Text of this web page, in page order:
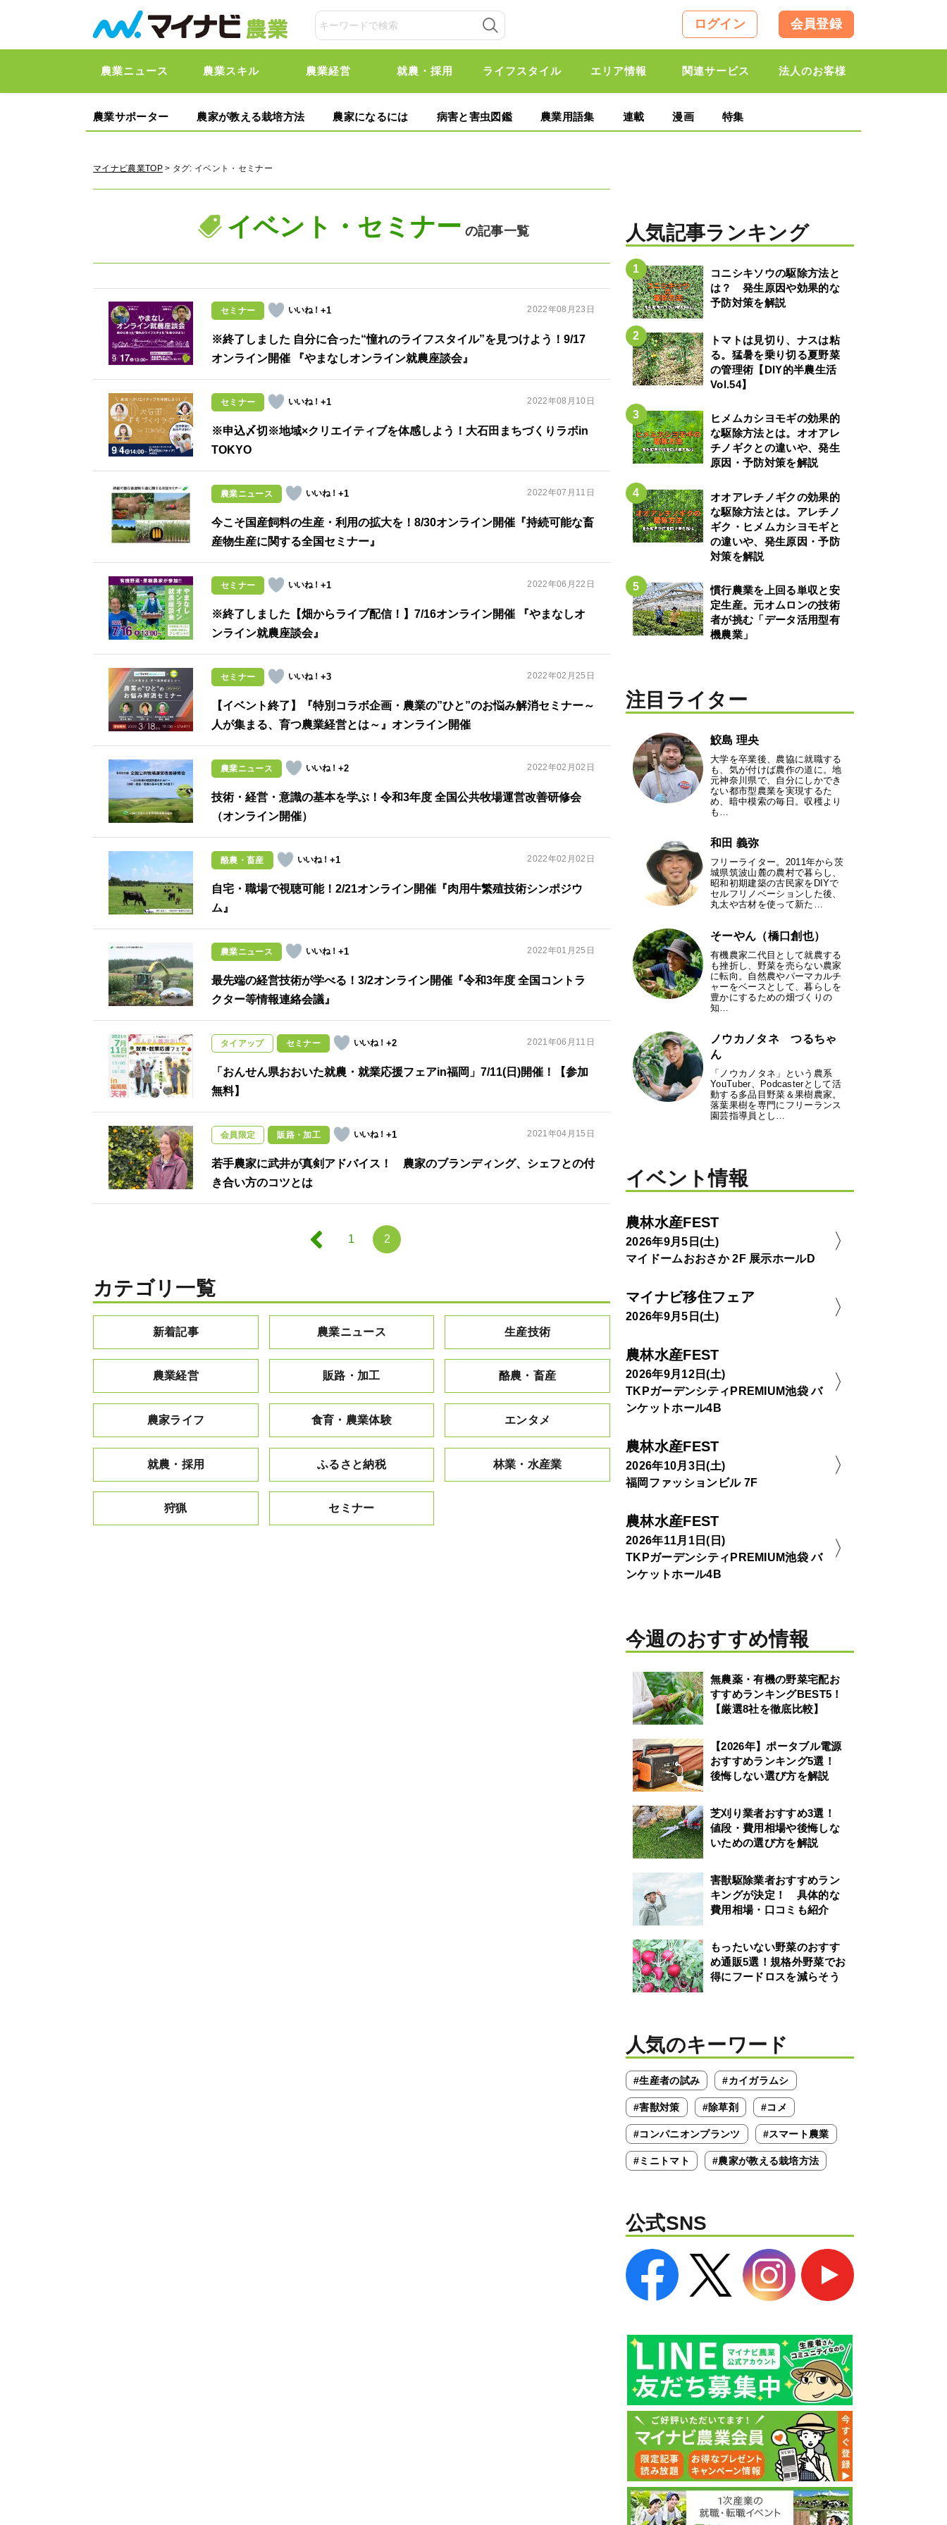
ログイン 会員登録
農業ニュース 農業スキル 農業経営 就農・採用 ライフスタイル エリア情報 関連サービス 法人のお客様
農業サポーター 農家が教える栽培方法 農家になるには 病害と害虫図鑑 農業用語集 連載 漫画 特集
マイナビ農業TOP> タグ: イベント・セミナー
イベント・セミナー の記事一覧
セミナー +1 2022年08月23日
※終了しました 自分に合った“憧れのライフスタイル”を見つけよう！9/17
オンライン開催 『やまなしオンライン就農座談会』
セミナー +1 2022年08月10日
※申込〆切※地域×クリエイティブを体感しよう！大石田まちづくりラボin
TOKYO
農業ニュース +1 2022年07月11日
今こそ国産飼料の生産・利用の拡大を！8/30オンライン開催『持続可能な畜
産物生産に関する全国セミナー』
セミナー +1 2022年06月22日
※終了しました【畑からライブ配信！】7/16オンライン開催 『やまなしオ
ンライン就農座談会』
セミナー +3 2022年02月25日
【イベント終了】『特別コラボ企画・農業の”ひと”のお悩み解消セミナー～
人が集まる、育つ農業経営とは～』オンライン開催
農業ニュース +2 2022年02月02日
技術・経営・意識の基本を学ぶ！令和3年度 全国公共牧場運営改善研修会
（オンライン開催）
酪農・畜産 +1 2022年02月02日
自宅・職場で視聴可能！2/21オンライン開催『肉用牛繁殖技術シンポジウ
ム』
農業ニュース +1 2022年01月25日
最先端の経営技術が学べる！3/2オンライン開催『令和3年度 全国コントラ
クター等情報連絡会議』
タイアップ セミナー +2 2021年06月11日
「おんせん県おおいた就農・就業応援フェアin福岡」7/11(日)開催！【参加
無料】
会員限定 販路・加工 +1 2021年04月15日
若手農家に武井が真剣アドバイス！ 農家のブランディング、シェフとの付
き合い方のコツとは
1 2
カテゴリ一覧
新着記事 農業ニュース 生産技術
農業経営 販路・加工 酪農・畜産
農家ライフ 食育・農業体験 エンタメ
就農・採用 ふるさと納税 林業・水産業
狩猟 セミナー
人気記事ランキング
コニシキソウの駆除方法と
は？ 発生原因や効果的な
予防対策を解説
トマトは見切り、ナスは粘
る。猛暑を乗り切る夏野菜
の管理術【DIY的半農生活
Vol.54】
ヒメムカシヨモギの効果的
な駆除方法とは。オオアレ
チノギクとの違いや、発生
原因・予防対策を解説
オオアレチノギクの効果的
な駆除方法とは。アレチノ
ギク・ヒメムカシヨモギと
の違いや、発生原因・予防
対策を解説
慣行農業を上回る単収と安
定生産。元オムロンの技術
者が挑む「データ活用型有
機農業」
注目ライター
鮫島 理央
大学を卒業後、農協に就職する
も、気が付けば農作の道に。地
元神奈川県で、自分にしかでき
ない都市型農業を実現するた
め、暗中模索の毎日。収穫より
も…
和田 義弥
フリーライター。2011年から茨
城県筑波山麓の農村で暮らし、
昭和初期建築の古民家をDIYで
セルフリノベーションした後、
丸太や古材を使って新た…
そーやん（橋口創也）
有機農家二代目として就農する
も挫折し、野菜を売らない農家
に転向。自然農やパーマカルチ
ャーをベースとして、暮らしを
豊かにするための畑づくりの
知…
ノウカノタネ つるちゃ
ん
「ノウカノタネ」という農系
YouTuber、Podcasterとして活
動する多品目野菜＆果樹農家。
落葉果樹を専門にフリーランス
園芸指導員とし…
イベント情報
農林水産FEST
2026年9月5日(土)
マイドームおおさか 2F 展示ホールD
マイナビ移住フェア
2026年9月5日(土)
農林水産FEST
2026年9月12日(土)
TKPガーデンシティPREMIUM池袋 バ
ンケットホール4B
農林水産FEST
2026年10月3日(土)
福岡ファッションビル 7F
農林水産FEST
2026年11月1日(日)
TKPガーデンシティPREMIUM池袋 バ
ンケットホール4B
今週のおすすめ情報
無農薬・有機の野菜宅配お
すすめランキングBEST5！
【厳選8社を徹底比較】
【2026年】ポータブル電源
おすすめランキング5選！
後悔しない選び方を解説
芝刈り業者おすすめ3選！
値段・費用相場や後悔しな
いための選び方を解説
害獣駆除業者おすすめラン
キングが決定！ 具体的な
費用相場・口コミも紹介
もったいない野菜のおすす
め通販5選！規格外野菜でお
得にフードロスを減らそう
人気のキーワード
#生産者の試み #カイガラムシ
#害獣対策 #除草剤 #コメ
#コンパニオンプランツ #スマート農業
#ミニトマト #農家が教える栽培方法
公式SNS